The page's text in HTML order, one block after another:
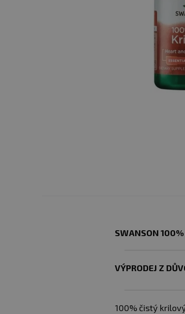
SWANSON
VÝPRODEJ Z
100% čistý